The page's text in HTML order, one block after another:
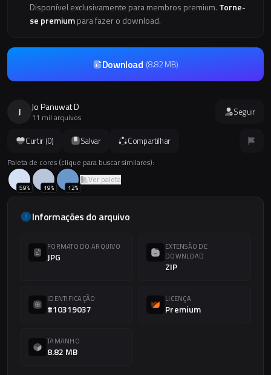
Curtir (0) Salvar Compartilhar
Paleta de cores (clique para buscar similares):
59% 19% 12%
Ver paleta
Informações do arquivo
FORMATO DO ARQUIVO
JPG
EXTENSÃO DE
DOWNLOAD
ZIP
IDENTIFICAÇÃO
#10319037
LICENÇA
Premium
TAMANHO
8.82 MB
Disponível exclusivamente para membros premium. Torne-
se premiumpara fazer o download.
Download (8.82 MB)
J Jo Panuwat D
11 mil arquivos Seguir